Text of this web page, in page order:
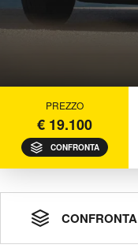
PREZZO
€ 19.100
CONFRONTA
CONFRONTA